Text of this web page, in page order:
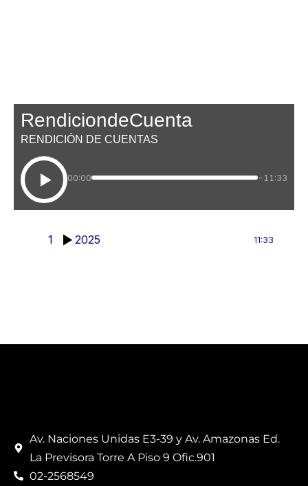
RendiciondeCuenta
RENDICIÓN DE CUENTAS
00:00 -11:33
1 2025 11:33
Av. Naciones Unidas E3-39 y Av. Amazonas Ed.
La Previsora Torre A Piso 9 Ofic.901
02-2568549